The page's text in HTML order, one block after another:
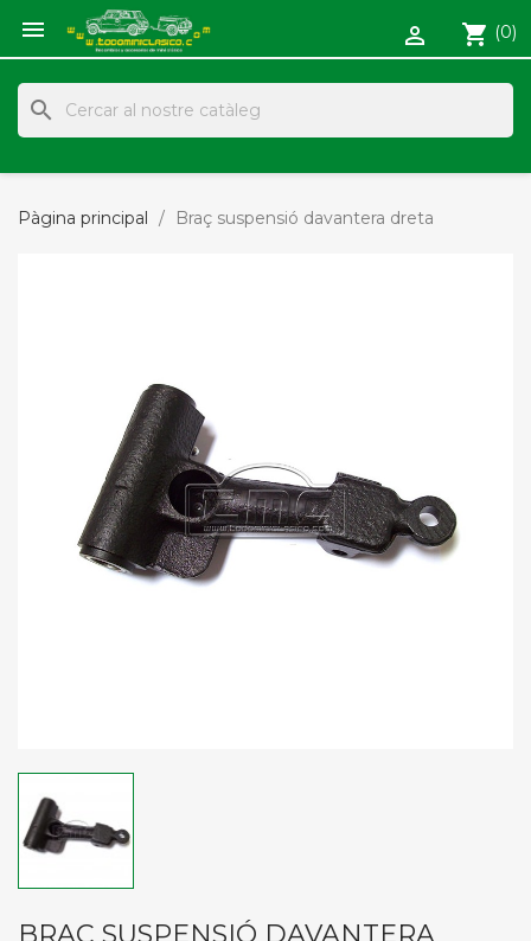
 shopping_cart (0)

search
Pàgina principal Braç suspensió davantera dreta
BRAÇ SUSPENSIÓ DAVANTERA